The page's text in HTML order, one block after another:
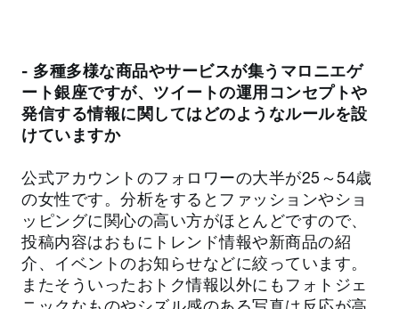
- 多種多様な商品やサービスが集うマロニエゲ
ート銀座ですが、ツイートの運用コンセプトや
発信する情報に関してはどのようなルールを設
けていますか
公式アカウントのフォロワーの大半が25～54歳
の女性です。分析をするとファッションやショ
ッピングに関心の高い方がほとんどですので、
投稿内容はおもにトレンド情報や新商品の紹
介、イベントのお知らせなどに絞っています。
またそういったおトク情報以外にもフォトジェ